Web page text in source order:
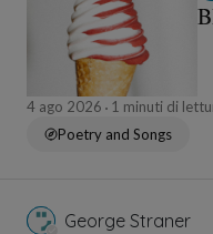
4 ago 2026
1 minuti di
Poetry and Songs
George Straner